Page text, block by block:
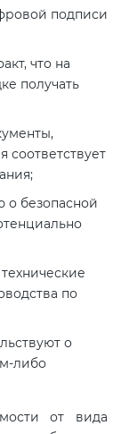
подписи
что на
получать
соответствует
о безопасной
по
о
либо
от вида